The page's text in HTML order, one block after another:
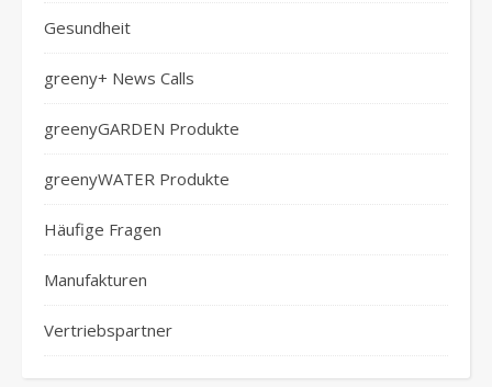
Gesundheit
greeny+ News Calls
greenyGARDEN Produkte
greenyWATER Produkte
Häufige Fragen
Manufakturen
Vertriebspartner